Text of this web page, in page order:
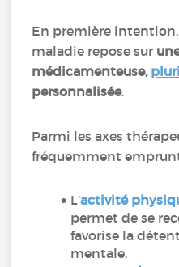
En première
maladie repose sur
médicamenteuse,
personnalisée.
Parmi les axes
fréquemment
L’activité
permet de se
favorise la
mentale,